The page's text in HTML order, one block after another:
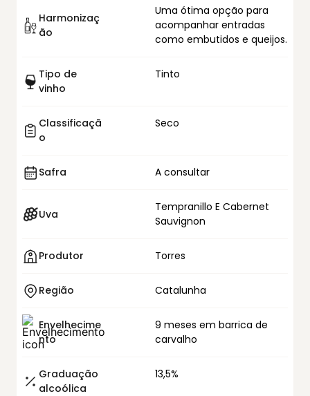
Harmonizaç
ão
Uma ótima opção para
acompanhar entradas
como embutidos e queijos.
Tipo de
vinho
Tinto
Classificaçã
o
Seco
Safra A consultar
Uva
Tempranillo E Cabernet
Sauvignon
Produtor Torres
Região Catalunha
Envelhecime
nto
9 meses em barrica de
carvalho
Graduação
alcoólica
13,5%